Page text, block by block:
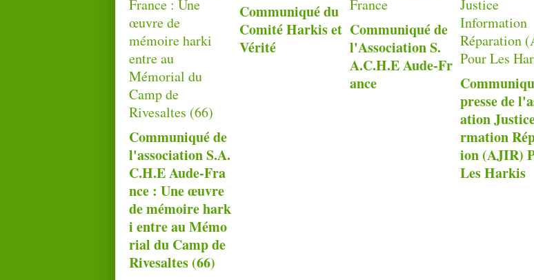
Communiqué de
l'association S.A.
C.H.E Aude-Fra
nce : Une œuvre
de mémoire hark
i entre au Mémo
rial du Camp de
Rivesaltes (66)
Communiqué du
Comité Harkis et
Vérité
Communiqué de
l'Association S.
A.C.H.E Aude-Fr
ance
presse de
ation
rmation
ion (AJIR)
Les Harkis